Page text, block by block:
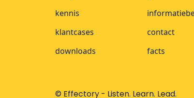
kennis
klantcases
downloads
contact
facts
© Effectory - Listen. Learn. Lead.